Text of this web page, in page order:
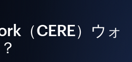
（CERE）ウォ